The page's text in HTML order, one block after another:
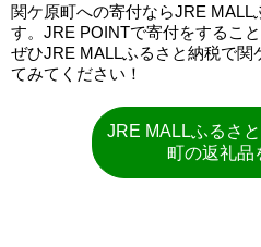
関ケ原町への寄付ならJRE
す。JRE POINTで寄付をすること
ぜひJRE MALLふるさと納税で関
てみてください！
JRE MALLふるさ
町の返礼品